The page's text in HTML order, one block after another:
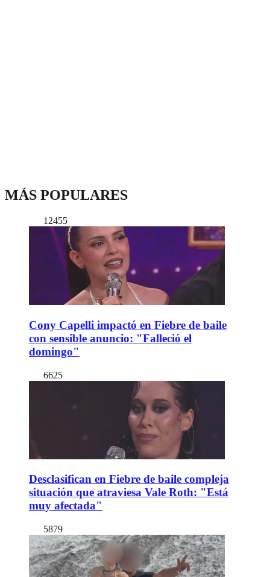
MÁS POPULARES
12455
Cony Capelli impactó en Fiebre de baile
con sensible anuncio: "Falleció el
domingo"
6625
Desclasifican en Fiebre de baile compleja
situación que atraviesa Vale Roth: "Está
muy afectada"
5879